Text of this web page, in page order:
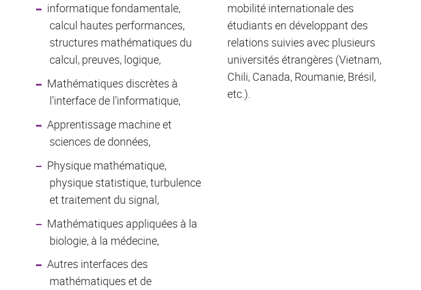
informatique fondamentale,
calcul hautes performances,
structures mathématiques du
calcul, preuves, logique,
Mathématiques discrètes à
l’interface de l’informatique,
Apprentissage machine et
sciences de données,
Physique mathématique,
physique statistique, turbulence
et traitement du signal,
Mathématiques appliquées à la
biologie, à la médecine,
Autres interfaces des
mathématiques et de
mobilité internationale des
étudiants en développant des
relations suivies avec plusieurs
universités étrangères (Vietnam,
Chili, Canada, Roumanie, Brésil,
etc.).